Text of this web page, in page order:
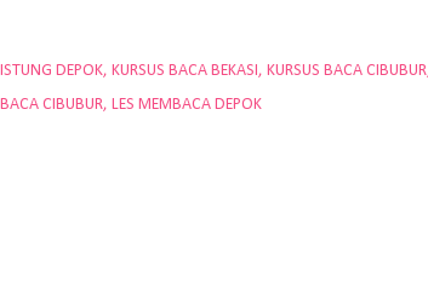
DEPOK KURSUS BACA BEKASI KURSUS BACA CIBUBUR
CIBUBUR LES MEMBACA DEPOK